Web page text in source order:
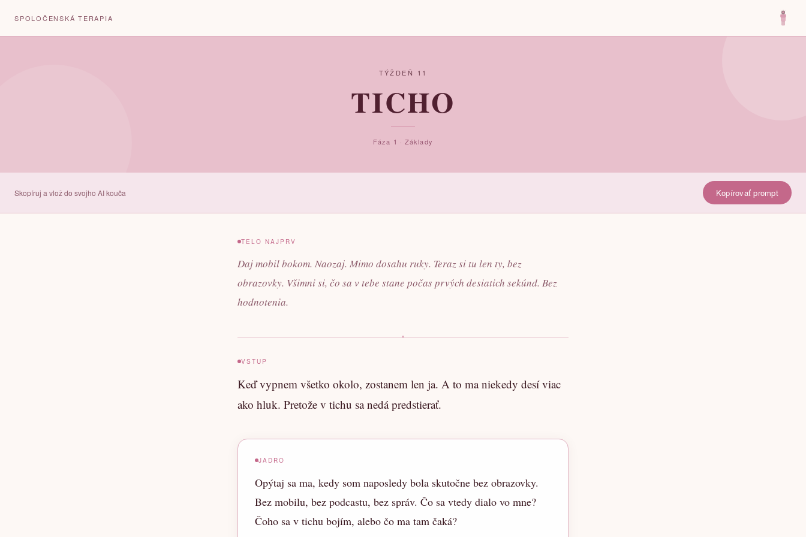
SPOLOČENSKÁ TERAPIA
TÝŽDEŇ 11
TICHO
Fáza 1 · Základy
Skopíruj a vlož do svojho AI kouča Kopírovať prompt
TELO NAJPRV
Daj mobil bokom. Naozaj. Mimo dosahu ruky. Teraz si tu len ty, bez
obrazovky. Všimni si, čo sa v tebe stane počas prvých desiatich sekúnd. Bez
hodnotenia.
VSTUP
Keď vypnem všetko okolo, zostanem len ja. A to ma niekedy desí viac
ako hluk. Pretože v tichu sa nedá predstierať.
JADRO
Opýtaj sa ma, kedy som naposledy bola skutočne bez obrazovky.
Bez mobilu, bez podcastu, bez správ. Čo sa vtedy dialo vo mne?
Čoho sa v tichu bojím, alebo čo ma tam čaká?